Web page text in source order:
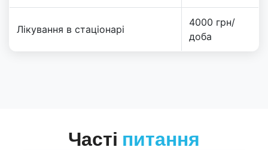
Лікування в стаціонарі
4000 грн/
доба
Часті питання